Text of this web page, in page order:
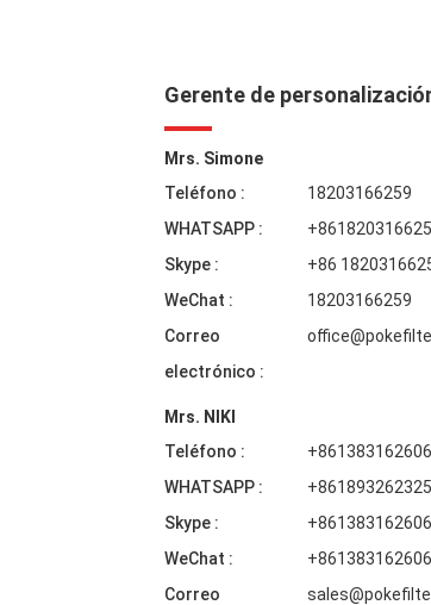
Gerente de
Mrs. Simone
Teléfono :
18203166259
WHATSAPP :
Skype :
+86
WeChat :
18203166259
Correo
electrónico :
Mrs. NIKI
Teléfono :
WHATSAPP :
Skype :
WeChat :
Correo